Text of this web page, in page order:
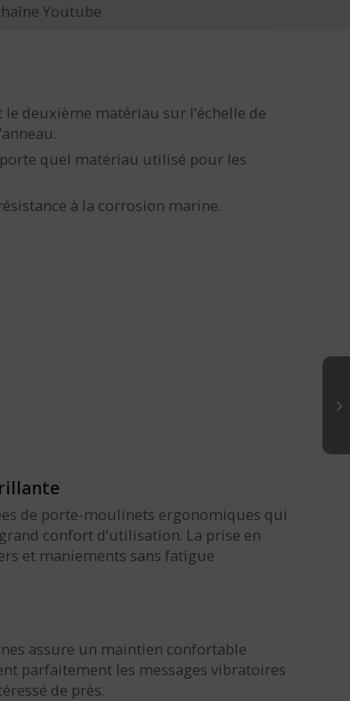
Youtube
le deuxième matériau sur l’échelle de
quel matériau utilisé pour les
à la corrosion marine.
de porte-moulinets ergonomiques qui
confort d’utilisation. La prise en
et maniements sans fatigue
assure un maintien confortable
parfaitement les messages vibratoires
de près.